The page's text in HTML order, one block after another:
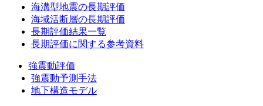
海溝型地震の長期評価
海域活断層の長期評価
長期評価結果一覧
長期評価に関する参考資料
強震動評価
強震動予測手法
地下構造モデル